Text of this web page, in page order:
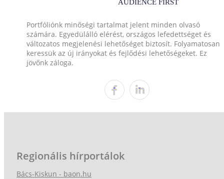
Portfóliónk minőségi tartalmat jelent minden olvasó
számára. Egyedülálló elérést, országos lefedettséget és
változatos megjelenési lehetőséget biztosít. Folyamatosan
keressük az új irányokat és fejlődési lehetőségeket. Ez
jövőnk záloga.
Regionális hírportálok
Bács-Kiskun - baon.hu